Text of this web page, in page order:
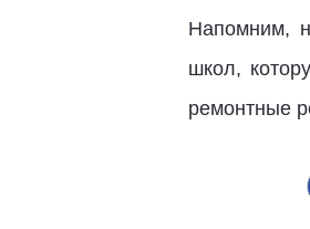
Напомним,
школ,
ремонтные